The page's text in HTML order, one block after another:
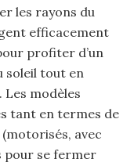
les rayons du
efficacement
profiter d’un
soleil tout en
modèles
tant en termes de
avec
pour se fermer